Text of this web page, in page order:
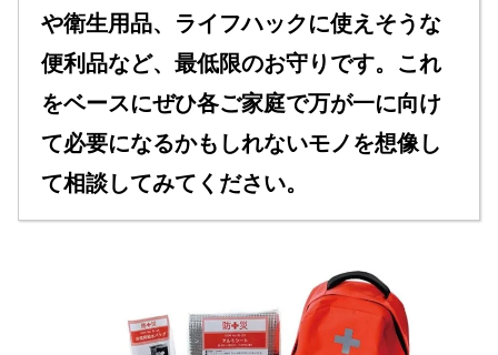
や衛生用品、ライフハックに使えそうな
便利品など、最低限のお守りです。これ
をベースにぜひ各ご家庭で万が一に向け
て必要になるかもしれないモノを想像し
て相談してみてください。